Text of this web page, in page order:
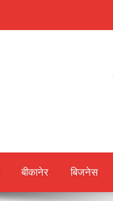
बीकानेर बिजनेस